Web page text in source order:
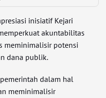
inisiatif Kejari
akuntabilitas
meminimalisir potensi
dana publik.
dalam hal
meminimalisir